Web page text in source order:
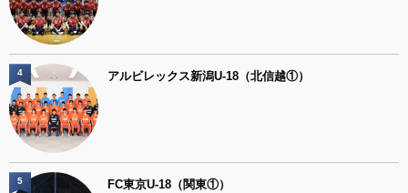
アルビレックス新潟U-18（北信越①）
4
FC東京U-18（関東①）
5